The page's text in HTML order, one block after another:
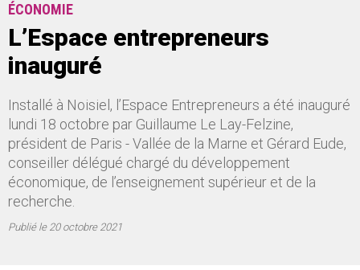
ÉCONOMIE
L’Espace entrepreneurs
inauguré
Installé à Noisiel, l’Espace Entrepreneurs a été inauguré
lundi 18 octobre par Guillaume Le Lay-Felzine,
président de Paris - Vallée de la Marne et Gérard Eude,
conseiller délégué chargé du développement
économique, de l’enseignement supérieur et de la
recherche.
Publié le20 octobre 2021